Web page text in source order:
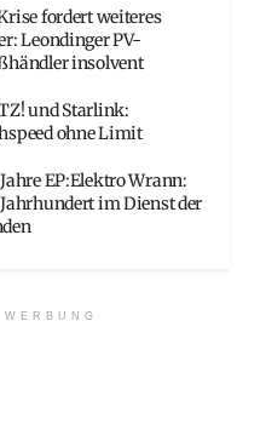
fordert weiteres
Leondinger PV-
insolvent
und Starlink:
ohne Limit
EP:Elektro Wrann:
im Dienst der
WERBUNG